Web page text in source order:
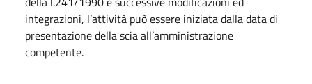
integrazioni, l’attività può essere iniziata dalla data di
presentazione della scia all’amministrazione
competente.